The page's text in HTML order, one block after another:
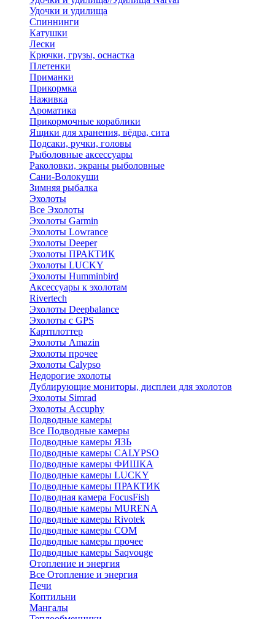
Удочки и удилища
Спиннинги
Катушки
Лески
Крючки, грузы, оснастка
Плетенки
Приманки
Прикормка
Наживка
Ароматика
Прикормочные кораблики
Ящики для хранения, вёдра, сита
Подсаки, ручки, головы
Рыболовные аксессуары
Раколовки, экраны рыболовные
Сани-Волокуши
Зимняя рыбалка
Эхолоты
Все Эхолоты
Эхолоты Garmin
Эхолоты Lowrance
Эхолоты Deeper
Эхолоты ПРАКТИК
Эхолоты LUCKY
Эхолоты Humminbird
Аксессуары к эхолотам
Rivertech
Эхолоты Deepbalance
Эхолоты с GPS
Картплоттер
Эхолоты Amazin
Эхолоты прочее
Эхолоты Calypso
Недорогие эхолоты
Дублирующие мониторы, дисплеи для эхолотов
Эхолоты Simrad
Эхолоты Accuphy
Подводные камеры
Все Подводные камеры
Подводные камеры ЯЗЬ
Подводные камеры CALYPSO
Подводные камеры ФИШКА
Подводные камеры LUCKY
Подводные камеры ПРАКТИК
Подводная камера FocusFish
Подводные камеры MURENA
Подводные камеры Rivotek
Подводные камеры СОМ
Подводные камеры прочее
Подводные камеры Saqvouge
Отопление и энергия
Все Отопление и энергия
Печи
Коптильни
Мангалы